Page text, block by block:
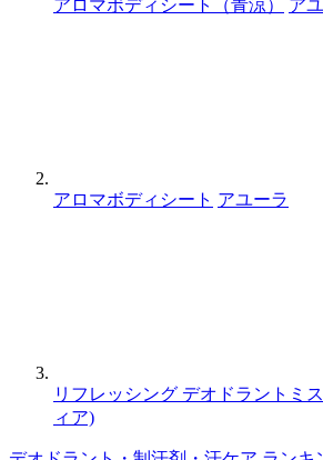
アロマボディシート（青涼） ア
アロマボディシート アユーラ
リフレッシング デオドラントミ
ィア)